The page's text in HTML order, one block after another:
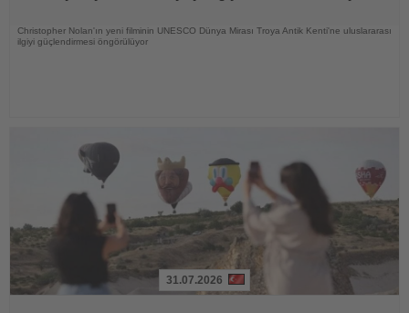
Christopher Nolan'ın yeni filminin UNESCO Dünya Mirası Troya Antik Kenti'ne uluslararası
ilgiyi güçlendirmesi öngörülüyor
31.07.2026